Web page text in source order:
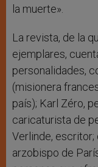
la muerte».
La revista, de la
ejemplares,
personalidades,
(misionera
país); Karl Zéro,
caricaturista de
Verlinde, escritor;
arzobispo de